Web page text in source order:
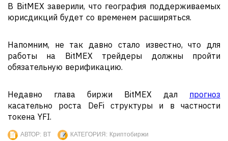
В BitMEX заверили, что география поддерживаемых
юрисдикций будет со временем расширяться.
Напомним, не так давно стало известно, что для
работы на BitMEX трейдеры должны пройти
обязательную верификацию.
Недавно глава биржи BitMEX дал прогноз
касательно роста DeFi структуры и в частности
токена YFI.
АВТОР: BT КАТЕГОРИЯ: Криптобиржи